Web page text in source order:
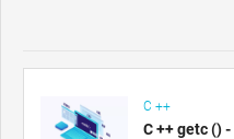
C ++
C ++ getc ()